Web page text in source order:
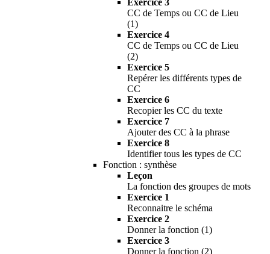
CC de Temps ou CC de Lieu
(1)
Exercice 4
CC de Temps ou CC de Lieu
(2)
Exercice 5
Repérer les différents types de
CC
Exercice 6
Recopier les CC du texte
Exercice 7
Ajouter des CC à la phrase
Exercice 8
Identifier tous les types de CC
Fonction : synthèse
Leçon
La fonction des groupes de mots
Exercice 1
Reconnaitre le schéma
Exercice 2
Donner la fonction (1)
Exercice 3
Donner la fonction (2)